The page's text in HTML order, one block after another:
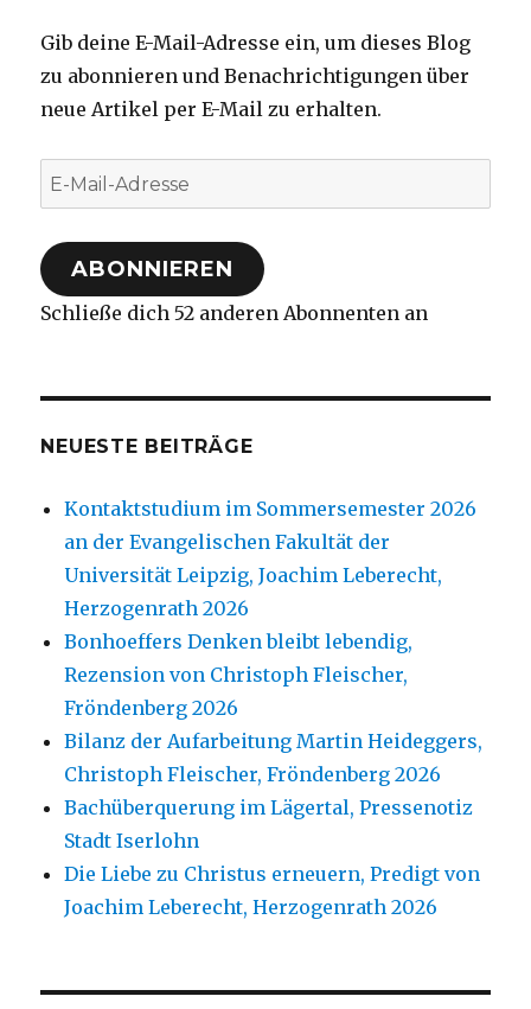
Gib deine E-Mail-Adresse ein, um dieses Blog
zu abonnieren und Benachrichtigungen über
neue Artikel per E-Mail zu erhalten.
E-
Mail-
Adresse
ABONNIEREN
Schließe dich 52 anderen Abonnenten an
NEUESTE BEITRÄGE
Kontaktstudium im Sommersemester 2026
an der Evangelischen Fakultät der
Universität Leipzig, Joachim Leberecht,
Herzogenrath 2026
Bonhoeffers Denken bleibt lebendig,
Rezension von Christoph Fleischer,
Fröndenberg 2026
Bilanz der Aufarbeitung Martin Heideggers,
Christoph Fleischer, Fröndenberg 2026
Bachüberquerung im Lägertal, Pressenotiz
Stadt Iserlohn
Die Liebe zu Christus erneuern, Predigt von
Joachim Leberecht, Herzogenrath 2026